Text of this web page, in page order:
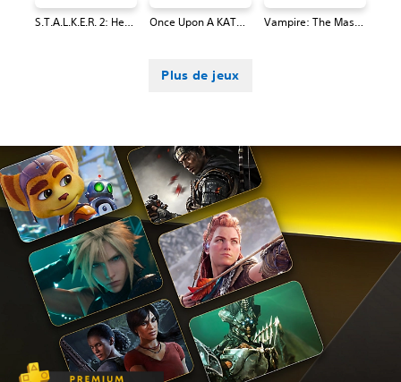
S.T.A.L.K.E.R. 2: Heart of Chornobyl Once Upon A KATAMARI Vampire: The Masquerade® - Bloodlines™ 2
Plus de jeux